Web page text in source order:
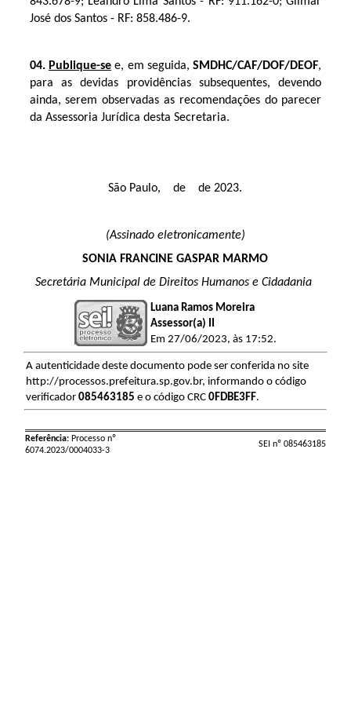
José dos Santos - RF: 858.486-9.
04. Publique-see, em seguida,SMDHC/CAF/DOF/DEOF,
para as devidas providências subsequentes, devendo
ainda, serem observadas as recomendações do parecer
da Assessoria Jurídica desta Secretaria.
São Paulo, de de 2023.
(Assinado eletronicamente)
SONIA FRANCINE GASPAR MARMO
Secretária Municipal de Direitos Humanos e Cidadania
Luana Ramos Moreira
Assessor(a) II
Em 27/06/2023, às 17:52.
A autenticidade deste documento pode ser conferida no site
http://processos.prefeitura.sp.gov.br, informando o código
verificador 085463185 e o código CRC 0FDBE3FF.
Referência:Processo nº
6074.2023/0004033-3
SEI nº 085463185